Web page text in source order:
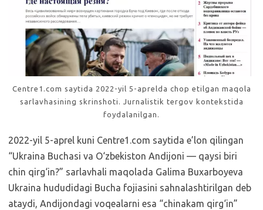
Centre1.com saytida 2022-yil 5-aprelda chop etilgan maqola
sarlavhasining skrinshoti. Jurnalistik tergov kontekstida
foydalanilgan.
2022-yil 5-aprel kuni Centre1.com saytida e’lon qilingan
“Ukraina Buchasi va O‘zbekiston Andijoni — qaysi biri
chin qirg‘in?” sarlavhali maqolada Galima Buxarboyeva
Ukraina hududidagi Bucha fojiasini sahnalashtirilgan deb
ataydi, Andijondagi voqealarni esa “chinakam qirg‘in”